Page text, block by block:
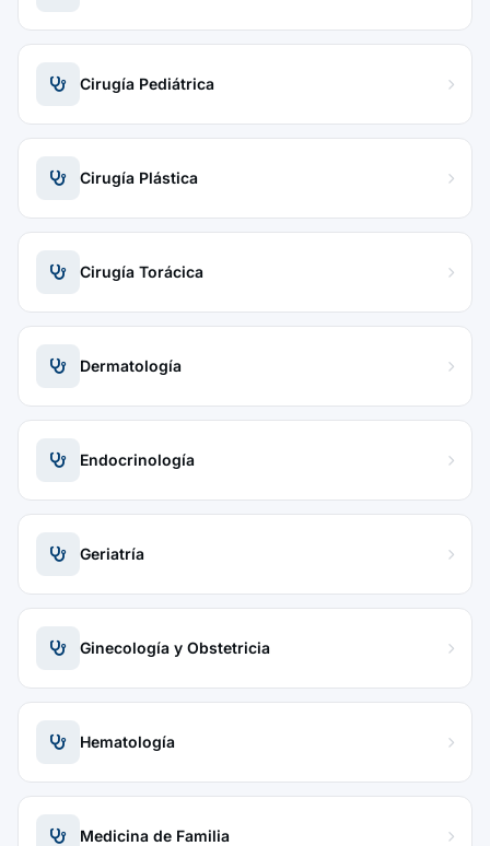
Cirugía Pediátrica
Cirugía Plástica
Cirugía Torácica
Dermatología
Endocrinología
Geriatría
Ginecología y Obstetricia
Hematología
Medicina de Familia